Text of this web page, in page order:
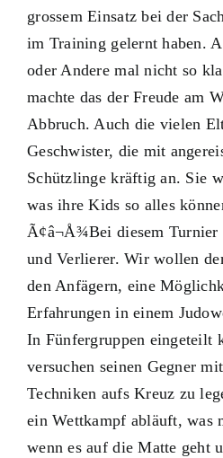
grossem Einsatz bei der
im Training gelernt haben.
oder Andere mal nicht so
machte das der Freude am
Abbruch. Auch die vielen
Geschwister, die mit
Schützlinge kräftig an. Sie
was ihre Kids so alles
Ã¢â¬Å¾Bei diesem
und Verlierer. Wir wollen
den Anfägern, eine
Erfahrungen in einem
In Fünfergruppen eingeteilt
versuchen seinen Gegner
Techniken aufs Kreuz zu
ein Wettkampf abläuft, was
wenn es auf die Matte geht